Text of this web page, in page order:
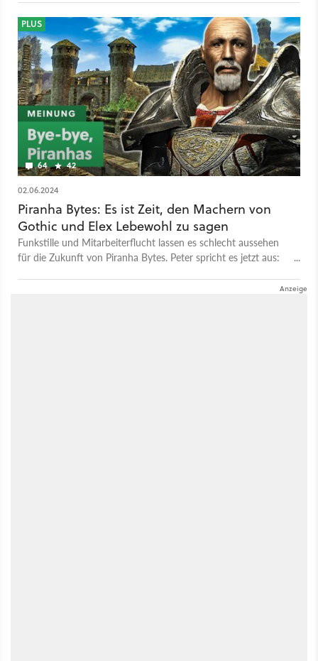
64 42
PLUS
02.06.2024
Piranha Bytes: Es ist Zeit, den Machern von
Gothic und Elex Lebewohl zu sagen
Funkstille und Mitarbeiterflucht lassen es schlecht aussehen
für die Zukunft von Piranha Bytes. Peter spricht es jetzt aus: